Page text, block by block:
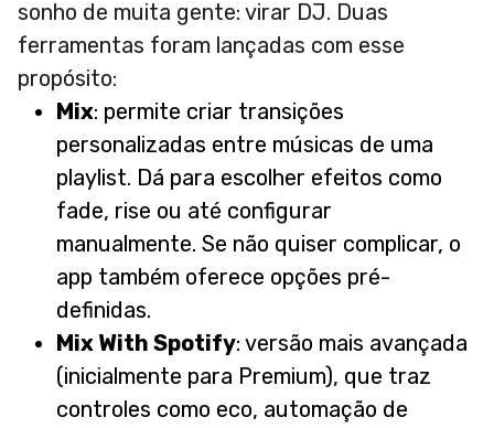
sonho de muita gente: virar DJ. Duas
ferramentas foram lançadas com esse
propósito:
Mix: permite criar transições
personalizadas entre músicas de uma
playlist. Dá para escolher efeitos como
fade, rise ou até configurar
manualmente. Se não quiser complicar, o
app também oferece opções pré-
definidas.
Mix With Spotify: versão mais avançada
(inicialmente para Premium), que traz
controles como eco, automação de